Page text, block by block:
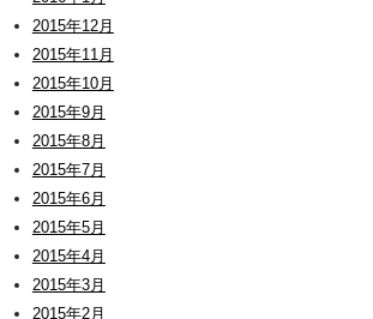
2015年12月
2015年11月
2015年10月
2015年9月
2015年8月
2015年7月
2015年6月
2015年5月
2015年4月
2015年3月
2015年2月